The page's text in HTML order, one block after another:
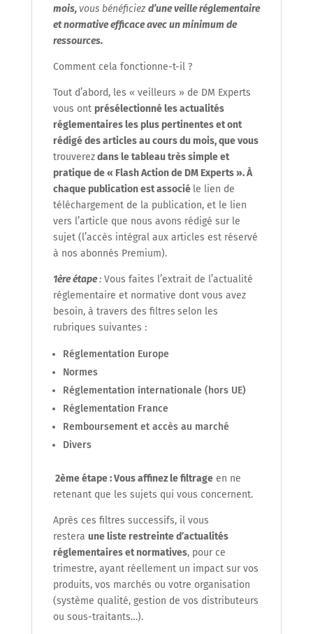
mois,vous bénéficiez d’une veille réglementaire
et normative efficace avec un minimum de
ressources.
Comment cela fonctionne-t-il ?
Tout d’abord, les « veilleurs » de DM Experts
vous ont présélectionné les actualités
réglementaires les plus pertinentes et ont
rédigé des articles au cours du mois,que vous
trouverezdansle tableau très simple et
pratique de « Flash Action de DM Experts ». À
chaque publication est associé le lien de
téléchargement de la publication, et le lien
vers l’article que nous avons rédigé sur le
sujet (l’accès intégral aux articles est réservé
à nos abonnés Premium).
1èreétape: Vous faites l’extrait de l’actualité
réglementaire et normative dont vous avez
besoin, à travers des filtres selon les
rubriques suivantes :
Réglementation Europe
Normes
Réglementation internationale (hors UE)
Réglementation France
Remboursement et accès au marché
Divers
2èmeétape : Vous affinez le filtrageen ne
retenant que les sujets qui vous concernent.
Après ces filtres successifs, il vous
restera une liste restreinte d’actualités
réglementaires et normatives, pour ce
trimestre, ayant réellement un impact sur vos
produits, vos marchés ou votre organisation
(système qualité, gestion de vos distributeurs
ou sous-traitants…).